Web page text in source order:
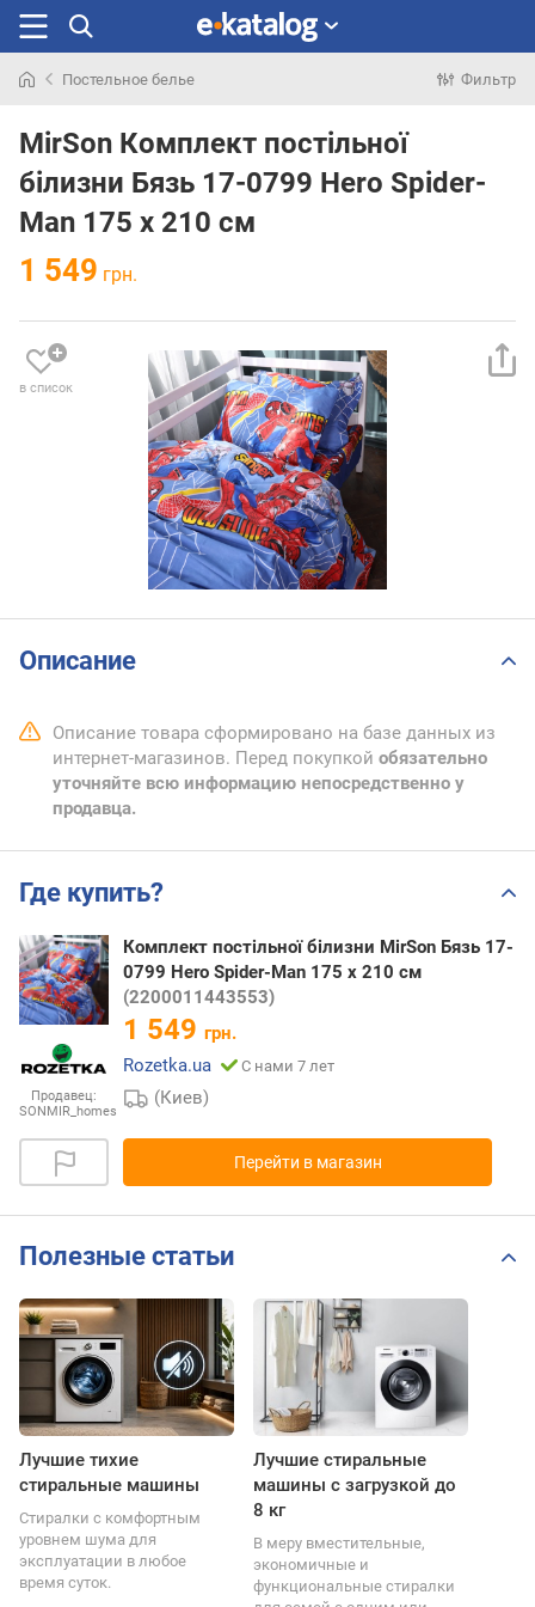
раньше
Постельное белье Фильтр
MirSon Комплект постільної
білизни Бязь 17-0799 Hero Spider-
Man 175 x 210 см
1 549 грн.
в список
Описание
Описание товара сформировано на базе данных из
интернет-магазинов. Перед покупкой обязательно
уточняйте всю информацию непосредственно у
продавца.
Где купить?
Продавец:
SONMIR_homes
Комплект постільної білизни MirSon Бязь 17-
0799 Hero Spider-Man 175 x 210 см
(2200011443553)
1 549 грн.
Rozetka.ua
С нами 7 лет
(Киев)
Перейти в магазин
Полезные статьи
Лучшие тихие
стиральные машины
Стиралки с комфортным
уровнем шума для
эксплуатации в любое
время суток.
Лучшие стиральные
машины с загрузкой до
8 кг
В меру вместительные,
экономичные и
функциональные стиралки